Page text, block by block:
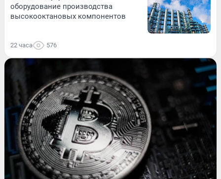
оборудование производства
высокооктановых компонентов
22 часа 576